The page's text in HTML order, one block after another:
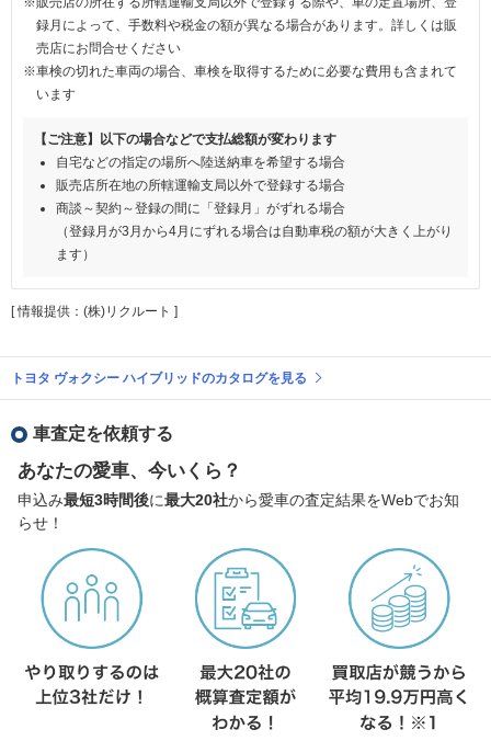
録月によって、手数料や税金の額が異なる場合があります。詳しくは販
売店にお問合せください
※車検の切れた車両の場合、車検を取得するために必要な費用も含まれて
います
【ご注意】以下の場合などで支払総額が変わります
自宅などの指定の場所へ陸送納車を希望する場合
販売店所在地の所轄運輸支局以外で登録する場合
商談～契約～登録の間に「登録月」がずれる場合
（登録月が3月から4月にずれる場合は自動車税の額が大きく上がり
ます）
[ 情報提供：(株)リクルート ]
トヨタ ヴォクシー ハイブリッドのカタログを見る
車査定を依頼する
あなたの愛車、今いくら？
申込み最短3時間後に最大20社から愛車の査定結果をWebでお知
らせ！